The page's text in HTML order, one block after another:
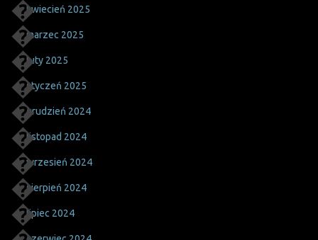
kwiecień 2025
marzec 2025
luty 2025
styczeń 2025
grudzień 2024
listopad 2024
wrzesień 2024
sierpień 2024
lipiec 2024